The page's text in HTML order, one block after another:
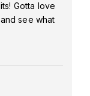
Gotta love
see what